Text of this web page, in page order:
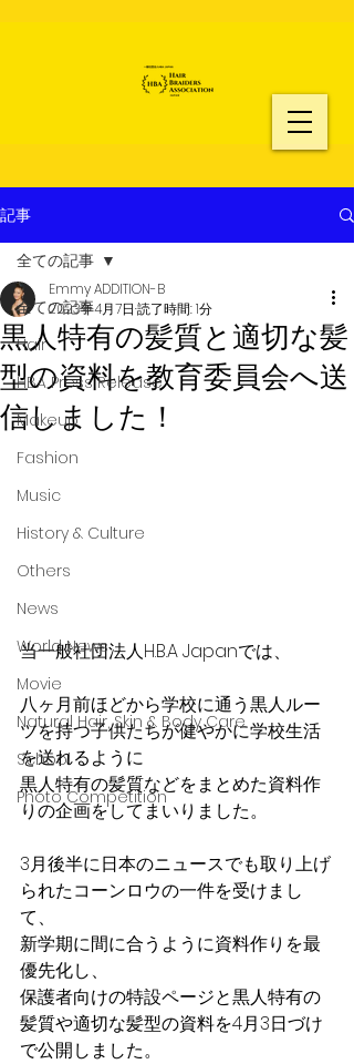
記事
全ての記事
Hair
HBA Press Release
Makeup
Fashion
Music
History & Culture
Others
News
World News
Movie
Natural Hair, Skin & Body Care
School
Photo Competition
全ての記事
黒人特有の髪質と適切な髪
型の資料を教育委員会へ送
信しました！
Emmy ADDITION-B
2023年4月7日 読了時間: 1分
当一般社団法人H.B.A Japanでは、
八ヶ月前ほどから学校に通う黒人ルー
ツを持つ子供たちが健やかに学校生活
を送れるように
黒人特有の髪質などをまとめた資料作
りの企画をしてまいりました。
3月後半に日本のニュースでも取り上げ
られたコーンロウの一件を受けまし
て、
新学期に間に合うように資料作りを最
優先化し、
保護者向けの特設ページと黒人特有の
髪質や適切な髪型の資料を4月3日づけ
で公開しました。